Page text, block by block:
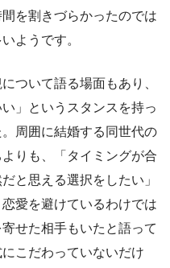
を割きづらかったのでは
ようです。
ついて語る場面もあり、
」というスタンスを持っ
周囲に結婚する同世代の
りも、「タイミングが合
と思える選択をしたい」
愛を避けているわけでは
せた相手もいたと語って
こだわっていないだけ